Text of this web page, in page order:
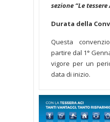
sezione “Le tessere
Durata della
Questa
partire dal 1°
vigore per un
data di inizio.